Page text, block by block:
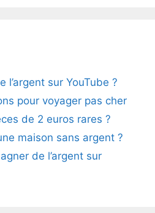
l’argent sur YouTube ?
pour voyager pas cher
de 2 euros rares ?
maison sans argent ?
de l’argent sur